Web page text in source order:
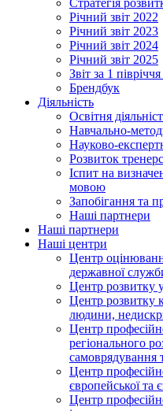
Стратегія
Річний звіт 2022
Річний звіт 2023
Річний звіт 2024
Річний звіт 2025
Звіт за 1
Брендбук
Діяльність
Освітня
Навчально-
Науково-
Розвиток
Іспит на
мовою
Запобігання та
Наші партнери
Наші партнери
Наші центри
Центр
державної
Центр розвитку
Центр розвитку
людини,
Центр
регіонального
самоврядування
Центр
європейської та
Центр